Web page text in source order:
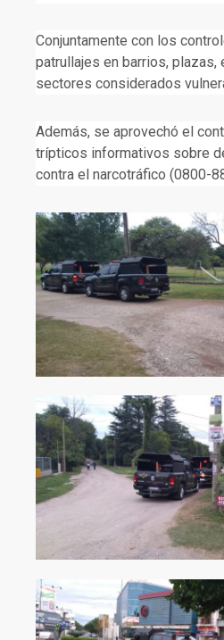
Conjuntamente con los
patrullajes en barrios,
sectores considerados
Además, se aprovechó el
trípticos informativos sobre
contra el narcotráfico (0800-